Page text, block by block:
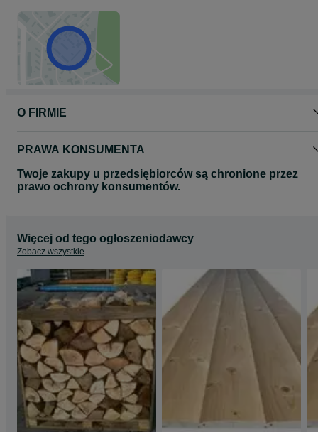
O FIRMIE
PRAWA KONSUMENTA
Twoje zakupy u przedsiębiorców są chronione przez
prawo ochrony konsumentów.
Więcej od tego ogłoszeniodawcy
Zobacz wszystkie